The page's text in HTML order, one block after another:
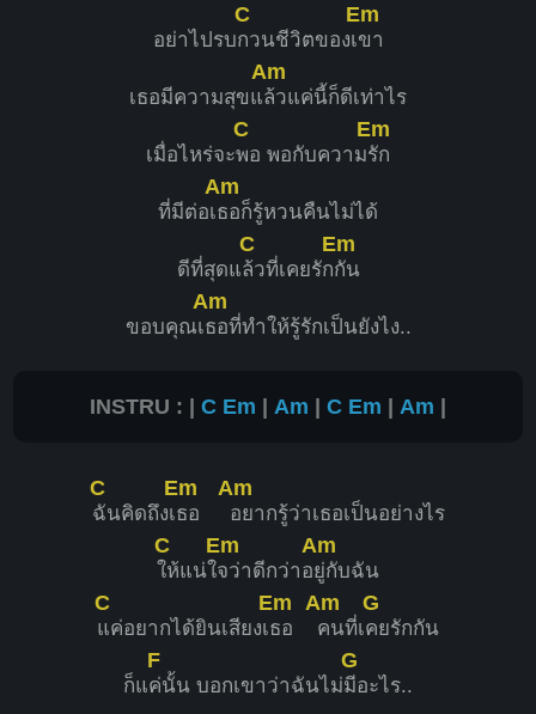
อย่าไปรบ
C
กวนชีวิตของเ
Em
ขา
เธอมีความสุขแ
Am
ล้วแค่นี้ก็ดีเท่าไร
เมื่อไหร่จะ
C
พอ พอกับความ
Em
รัก
ที่มีต่อเ
Am
ธอก็รู้หวนคืนไม่ได้
ดีที่สุดแ
C
ล้วที่เคยรัก
Em
กัน
ขอบคุณเ
Am
ธอที่ทำให้รู้รักเป็นยังไง..
INSTRU : | C Em | Am | C Em | Am |
C
ฉันคิดถึงเ
Em
ธอ
Am
อยากรู้ว่าเธอเป็นอย่างไร
C
ให้แน่ใ
Em
จว่าดีกว่าอ
Am
ยู่กับฉัน
C
แค่อยากได้ยินเสียงเ
Em
ธอ
Am
คนที่เ
G
คยรักกัน
ก็แ
F
ค่นั้น บอกเขาว่าฉันไม่
G
มีอะไร..